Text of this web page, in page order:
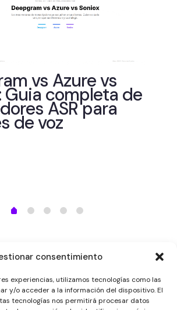
consentimiento
experiencias, utilizamos tecnologías como las
y/o acceder a la información del dispositivo. El
tecnologías nos permitirá procesar datos
vs Azure vs
Guia completa de
ASR para
de voz